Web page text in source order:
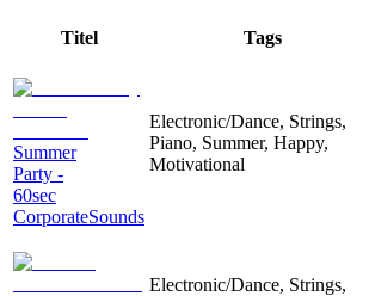
Titel Tags
Summer
Party -
60sec
CorporateSounds
Electronic/Dance, Strings,
Piano, Summer, Happy,
Motivational
Electronic/Dance, Strings,